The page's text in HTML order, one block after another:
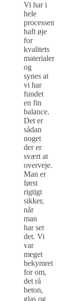
Vi har i
hele
processen
haft øje
for
kvalitets
materialer
og
synes at
vi har
fundet
en fin
balance.
Det er
sådan
noget
der er
svært at
overveje.
Man er
først
rigtigt
sikker,
når
man
har set
det. Vi
var
meget
bekymret
for om,
det rå
beton,
glas og